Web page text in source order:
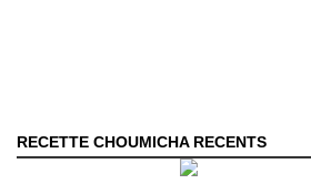
RECETTE CHOUMICHA RECENTS